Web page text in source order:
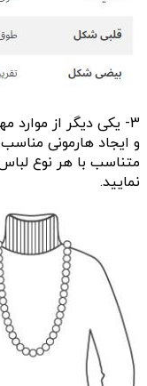
های کشیده از گردنبند
خود استفاده میکنند.
راهنمایی کند.
3- یکی دیگر از موارد
و ایجاد هارمونی
متناسب با هر نوع
نمایید.